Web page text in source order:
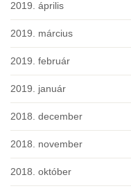
2019. április
2019. március
2019. február
2019. január
2018. december
2018. november
2018. október